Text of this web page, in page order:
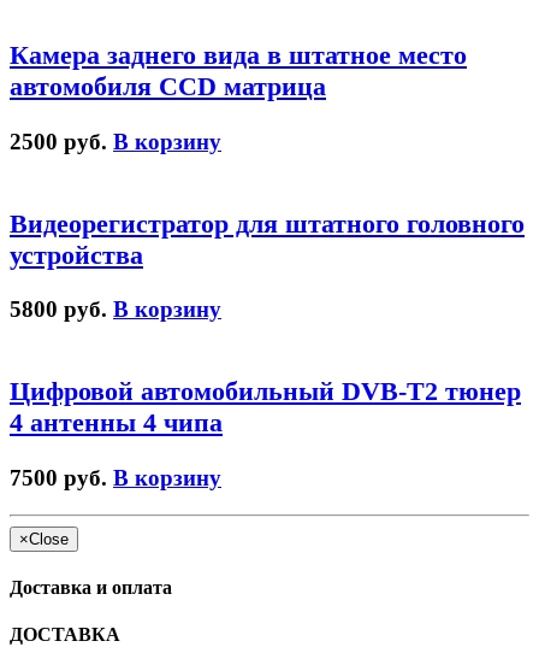
Камера заднего вида в штатное место
автомобиля CCD матрица
2500 руб. В корзину
Видеорегистратор для штатного головного
устройства
5800 руб. В корзину
Цифровой автомобильный DVB-T2 тюнер
4 антенны 4 чипа
7500 руб. В корзину
×Close
Доставка и оплата
ДОСТАВКА